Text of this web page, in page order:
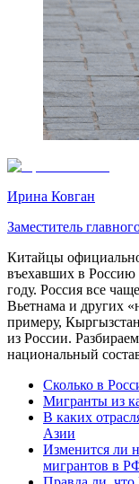
Ирина Ковган
Заместитель
Китайцы
въехавших в Россию
году. Россия все
Вьетнама и других
примеру,
из России.
национальный
Сколько в
Мигранты из
В каких
Азии
Изменится ли
мигрантов в